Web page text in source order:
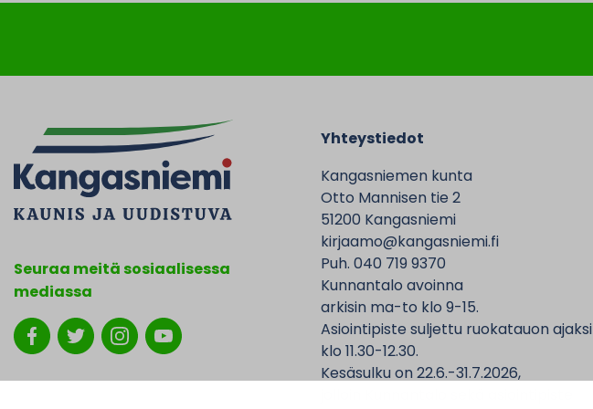
Seuraa meitä sosiaalisessa
mediassa
Yhteystiedot
Kangasniemen kunta
Otto Mannisen tie 2
51200 Kangasniemi
kirjaamo@kangasniemi.fi
Puh. 040 719 9370
Kunnantalo avoinna
arkisin ma-to klo 9-15.
Asiointipiste suljettu ruokatauon ajaksi
klo 11.30-12.30.
Kesäsulku on 22.6.-31.7.2026,